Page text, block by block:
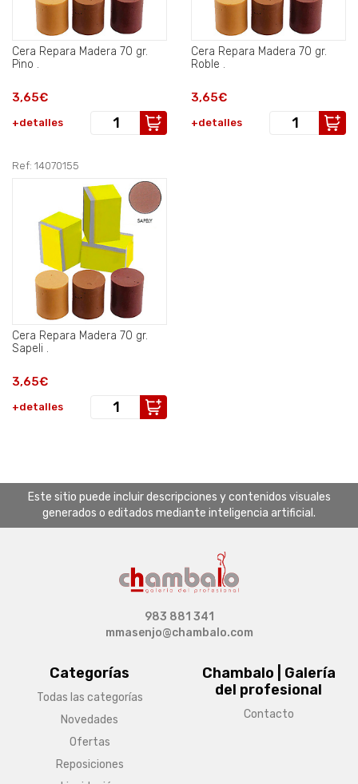
Cera Repara Madera 70 gr.
Pino .
3,65€
+detalles
Cera Repara Madera 70 gr.
Roble .
3,65€
+detalles
Ref: 14070155
Cera Repara Madera 70 gr.
Sapeli .
3,65€
+detalles
Este sitio puede incluir descripciones y contenidos visuales
generados o editados mediante inteligencia artificial.
Categorías
Todas las categorías
Novedades
Ofertas
Reposiciones
Chambalo | Galería
del profesional
Contacto
983 881 341
mmasenjo@chambalo.com